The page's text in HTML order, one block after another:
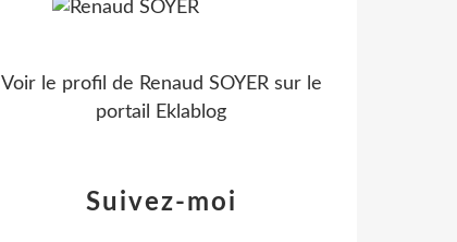
Suivez-moi
Voir le profil de Renaud SOYERsur le
portail Eklablog